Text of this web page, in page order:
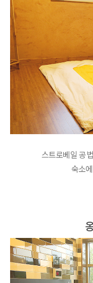
스트로베일 공
숙소